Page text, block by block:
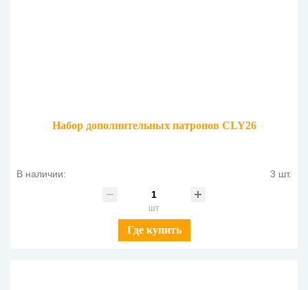
Набор дополнительных патронов CLY26
В наличии: 3 шт.
шт
Где купить